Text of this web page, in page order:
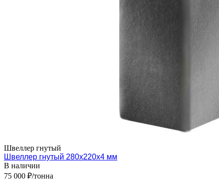
Швеллер гнутый
Швеллер гнутый 280х220х4 мм
В наличии
75 000 ₽/тонна